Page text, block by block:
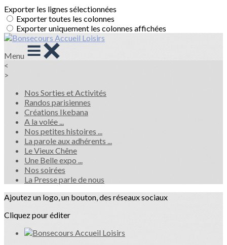
Exporter les lignes sélectionnées
Exporter toutes les colonnes
Exporter uniquement les colonnes affichées
Menu
<
>
Nos Sorties et Activités
Randos parisiennes
Créations Ikebana
A la volée ...
Nos petites histoires ...
La parole aux adhérents ...
Le Vieux Chêne
Une Belle expo ...
Nos soirées
La Presse parle de nous
Ajoutez un logo, un bouton, des réseaux sociaux
Cliquez pour éditer